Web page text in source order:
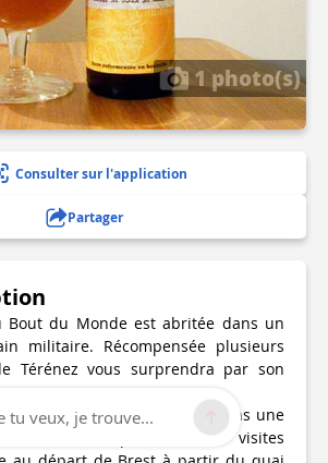
1 photo(s)
Consulter sur l'application
Partager
Bout du Monde est abritée dans un
militaire. Récompensée plusieurs
Térénez vous surprendra par son
de 100 mètres vous mènera dans une
où elle est produite. Des visites
tu veux, je trouve...